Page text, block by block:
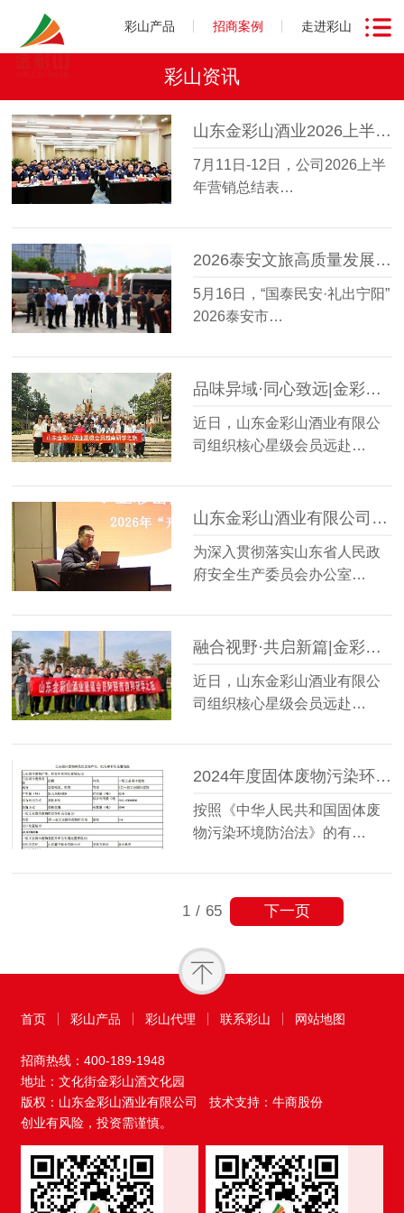
彩山产品 招商案例 走进彩山
彩山资讯
山东金彩山酒业2026上半年营销总结表彰会圆满召开
7月11日-12日，公司2026上半
年营销总结表…
2026泰安文旅高质量发展大会走进金彩山鲁酒文化博物馆
5月16日，“国泰民安·礼出宁阳”
2026泰安市…
品味异域·同心致远|金彩山酒业星级会员越南研学之旅圆满收官
近日，山东金彩山酒业有限公
司组织核心星级会员远赴…
山东金彩山酒业有限公司开展“开工第一课”安全培训教育
为深入贯彻落实山东省人民政
府安全生产委员会办公室…
融合视野·共启新篇|金彩山酒业星级会员阿联酋迪拜研学之旅圆满落幕
近日，山东金彩山酒业有限公
司组织核心星级会员远赴…
2024年度固体废物污染环境防治信息的公示内容
按照《中华人民共和国固体废
物污染环境防治法》的有…
1 / 65 下一页
首页 彩山产品 彩山代理 联系彩山 网站地图
招商热线： 400-189-1948
地址：文化街金彩山酒文化园
版权：山东金彩山酒业有限公司
技术支持：牛商股份
创业有风险，投资需谨慎。